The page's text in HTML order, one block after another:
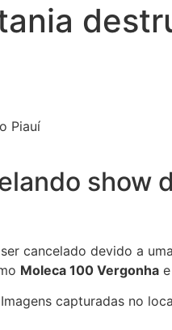
show
cancelado devido a
Moleca 100 Vergonha
capturadas no